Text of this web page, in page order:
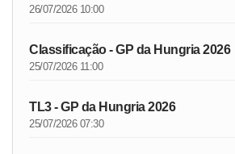
26/07/2026 10:00
Classificação - GP da Hungria 2026
25/07/2026 11:00
TL3 - GP da Hungria 2026
25/07/2026 07:30